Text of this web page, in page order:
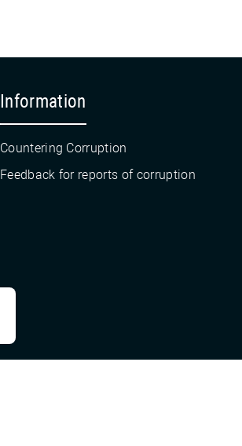
Information
Countering Corruption
Feedback for reports of corruption